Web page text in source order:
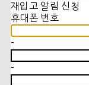
재입고 알림 신청
휴대폰 번호
-
-